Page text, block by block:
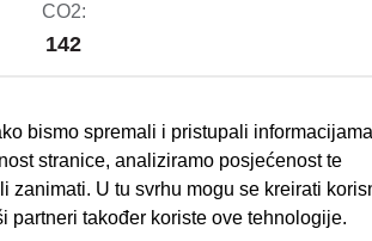
CO2:
142
bismo spremali i pristupali
stranice, analiziramo posjećenost te
U tu svrhu mogu se kreirati
također koriste ove tehnologije.